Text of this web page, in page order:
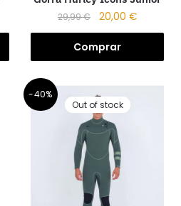
29,99€ 20,00 €
Comprar
-40%
Out of stock